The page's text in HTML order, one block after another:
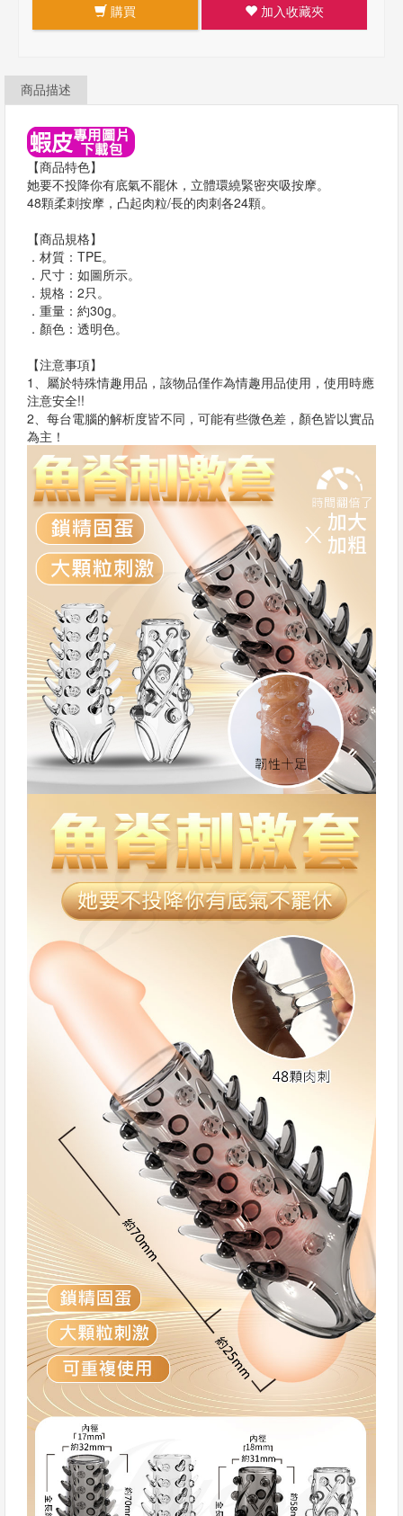
購買 加入收藏夾
商品描述
【商品特色】
她要不投降你有底氣不罷休，立體環繞緊密夾吸按摩。
48顆柔刺按摩，凸起肉粒/長的肉刺各24顆。
【商品規格】
．材質：TPE。
．尺寸：如圖所示。
．規格：2只。
．重量：約30g。
．顏色：透明色。
【注意事項】
1、屬於特殊情趣用品，該物品僅作為情趣用品使用，使用時應
注意安全!!
2、每台電腦的解析度皆不同，可能有些微色差，顏色皆以實品
為主！